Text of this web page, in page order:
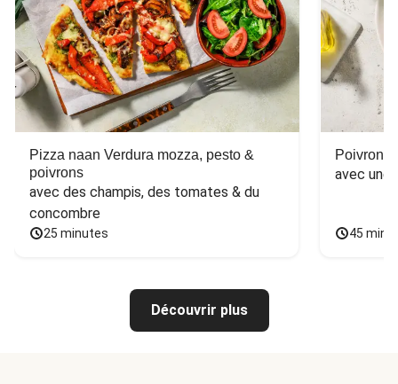
Pizza naan Verdura mozza, pesto &
poivrons
avec des champis, des tomates & du
concombre
25 minutes
Poivron
avec une
45
Découvrir plus